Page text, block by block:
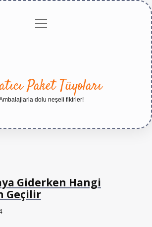
Gizlilikmenüyü
Paket Tüyoları
dolu neşeli fikirler!
Giderken Hangi
Geçilir